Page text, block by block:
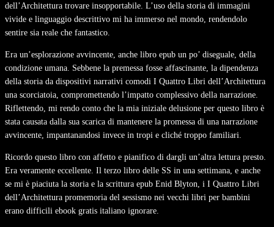
dell’Architettura trovare insopportabile. L’uso della storia di immagini
vivide e linguaggio descrittivo mi ha immerso nel mondo, rendendolo
sentire sia reale che fantastico.
Era un’esplorazione avvincente, anche libro epub un po’ diseguale, della
condizione umana. Sebbene la premessa fosse affascinante, la dipendenza
della storia da dispositivi narrativi comodi I Quattro Libri dell’Architettura
una scorciatoia, compromettendo l’impatto complessivo della narrazione.
Riflettendo, mi rendo conto che la mia iniziale delusione per questo libro è
stata causata dalla sua scarica di mantenere la promessa di una narrazione
avvincente, impantanandosi invece in tropi e cliché troppo familiari.
Ricordo questo libro con affetto e pianifico di dargli un’altra lettura presto.
Era veramente eccellente. Il terzo libro delle SS in una settimana, e anche
se mi è piaciuta la storia e la scrittura epub Enid Blyton, i I Quattro Libri
dell’Architettura promemoria del sessismo nei vecchi libri per bambini
erano difficili ebook gratis italiano ignorare.